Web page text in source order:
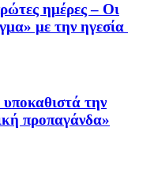
ημέρες – Οι
με την ηγεσία
την
προπαγάνδα»